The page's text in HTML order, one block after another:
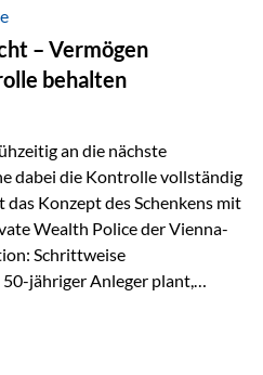
Merkmal ist die
weist keine
der wirtschaftlichen
in der Verfassung verankert.
hierbei Artikel 14 der
Darin…
– Vermögen
behalten
an die nächste
dabei die Kontrolle vollständig
das Konzept des Schenkens mit
Wealth Police der Vienna-
Schrittweise
jähriger Anleger plant,
genutzt werden, sondern